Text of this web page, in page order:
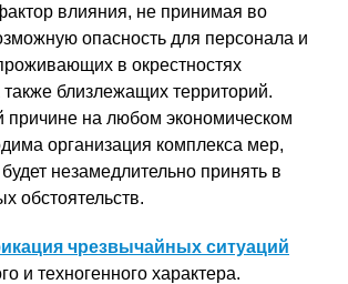
влияния, не принимая во
опасность для персонала и
в окрестностях
близлежащих территорий.
причине на любом экономическом
организация комплекса мер,
незамедлительно принять в
обстоятельств.
чрезвычайных ситуаций
и техногенного характера.